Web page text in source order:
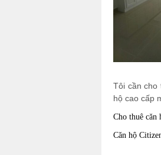
Tôi cần cho
hộ cao cấp
Cho thuê
Căn hộ